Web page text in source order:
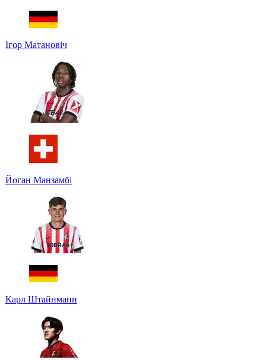
Ігор Матановіч
Йоган Манзамбі
Карл Штайнманн